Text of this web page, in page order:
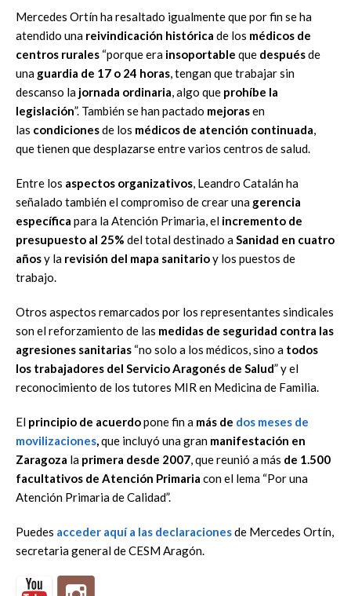
Mercedes Ortín ha resaltado igualmente que por fin se ha
atendido una reivindicación histórica de los médicos de
centros rurales “porque era insoportable que despuésde
una guardia de 17 o 24 horas, tengan que trabajar sin
descanso la jornada ordinaria, algo que prohíbe la
legislación”. También se han pactado mejorasen
las condicionesde los médicos de atención continuada,
que tienen que desplazarse entre varios centros de salud.
Entre los aspectos organizativos, Leandro Catalán ha
señalado también el compromiso de crear una gerencia
específica para la Atención Primaria, el incremento de
presupuesto al 25% del total destinado aSanidad en cuatro
añosy la revisión del mapa sanitarioy los puestos de
trabajo.
Otros aspectos remarcados por los representantes sindicales
son el reforzamiento de las medidas de seguridad contra las
agresiones sanitarias “no solo a los médicos, sino a todos
los trabajadores del Servicio Aragonés de Salud” y el
reconocimiento de los tutores MIR en Medicina de Familia.
El principio de acuerdopone fin a más de dos meses de
movilizaciones,que incluyó una gran manifestación en
Zaragoza la primera desde 2007, que reunió a más de 1.500
facultativos de Atención Primaria con el lema “Por una
Atención Primaria de Calidad”.
Puedes acceder aquí a las declaracionesde Mercedes Ortín,
secretaria general de CESM Aragón.